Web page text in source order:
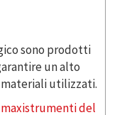
sono prodotti
un alto
utilizzati.
del